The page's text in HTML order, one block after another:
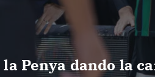
Penya dando la